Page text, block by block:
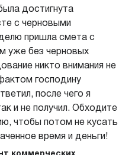
достигнута
с черновыми
пришла смета с
уже без черновых
никто внимания не
господину
после чего я
и не получил. Обходите
чтобы потом не кусать
время и деньги!